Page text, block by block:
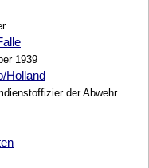
1939
Holland
der Abwehr